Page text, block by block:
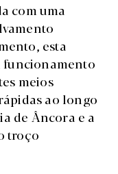
com uma
esta
funcionamento
meios
ao longo
de Âncora e a
troço